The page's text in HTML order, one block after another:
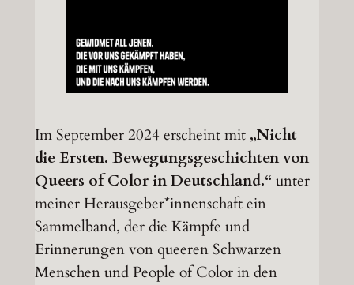
Im September 2024 erscheint mit „Nicht
die Ersten. Bewegungsgeschichten von
Queers of Color in Deutschland.“ unter
meiner Herausgeber*innenschaft ein
Sammelband, der die Kämpfe und
Erinnerungen von queeren Schwarzen
Menschen und People of Color in den